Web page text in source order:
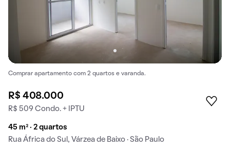
Comprar apartamento com 2 quartos e varanda.
R$ 408.000
R$ 509 Condo. + IPTU
45 m² · 2 quartos
Rua África do Sul, Várzea de Baixo · São Paulo